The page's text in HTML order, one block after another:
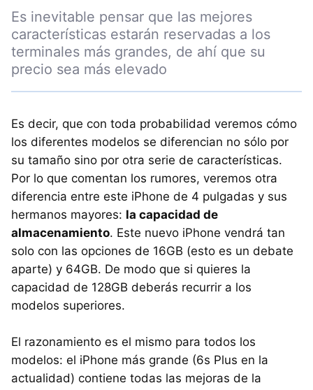
Es inevitable pensar que las mejores
características estarán reservadas a los
terminales más grandes, de ahí que su
precio sea más elevado
Es decir, que con toda probabilidad veremos cómo
los diferentes modelos se diferencian no sólo por
su tamaño sino por otra serie de características.
Por lo que comentan los rumores, veremos otra
diferencia entre este iPhone de 4 pulgadas y sus
hermanos mayores: la capacidad de
almacenamiento. Este nuevo iPhone vendrá tan
solo con las opciones de 16GB (esto es un debate
aparte) y 64GB. De modo que si quieres la
capacidad de 128GB deberás recurrir a los
modelos superiores.
El razonamiento es el mismo para todos los
modelos: el iPhone más grande (6s Plus en la
actualidad) contiene todas las mejoras de la